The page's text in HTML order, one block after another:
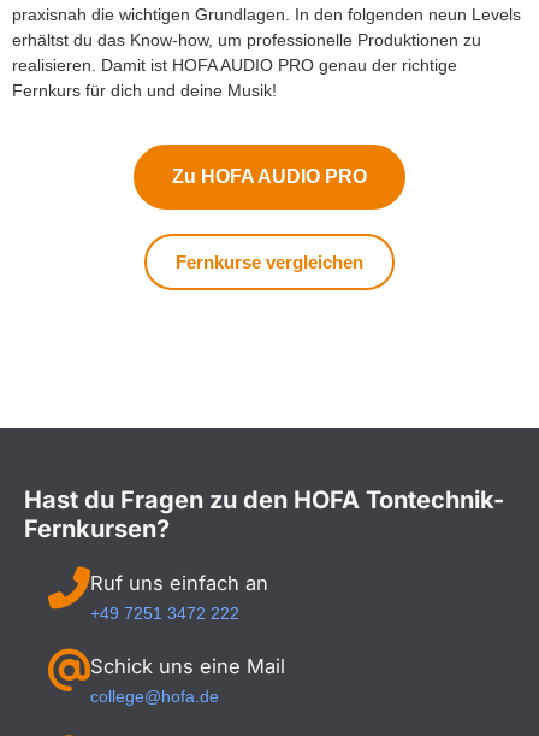
praxisnah die wichtigen Grundlagen. In den folgenden neun Levels
erhältst du das Know-how, um professionelle Produktionen zu
realisieren. Damit ist HOFA AUDIO PRO genau der richtige
Fernkurs für dich und deine Musik!
Zu HOFA AUDIO PRO
Fernkurse vergleichen
Hast du Fragen zu den HOFA Tontechnik-
Fernkursen?
Ruf uns einfach an
+49 7251 3472 222
Schick uns eine Mail
college@hofa.de